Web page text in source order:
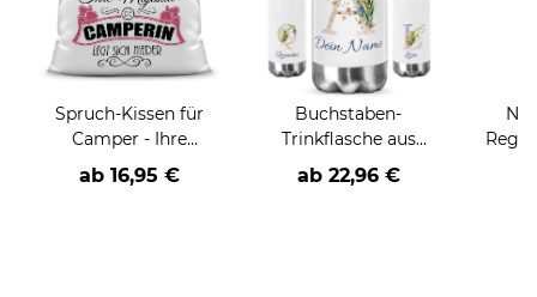
Spruch-Kissen für
Camper - Ihre
Majestät die
Camperin
ab 16,95 €
Buchstaben-
Trinkflasche aus
Edelstahl - mit
Blumenmotiv
ab 22,96 €